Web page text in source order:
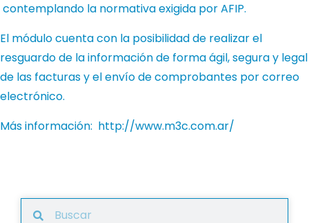
contemplando la normativa exigida por AFIP.
El módulo cuenta con la posibilidad de realizar el
resguardo de la información de forma ágil, segura y legal
de las facturas y el envío de comprobantes por correo
electrónico.
Más información: http://www.m3c.com.ar/